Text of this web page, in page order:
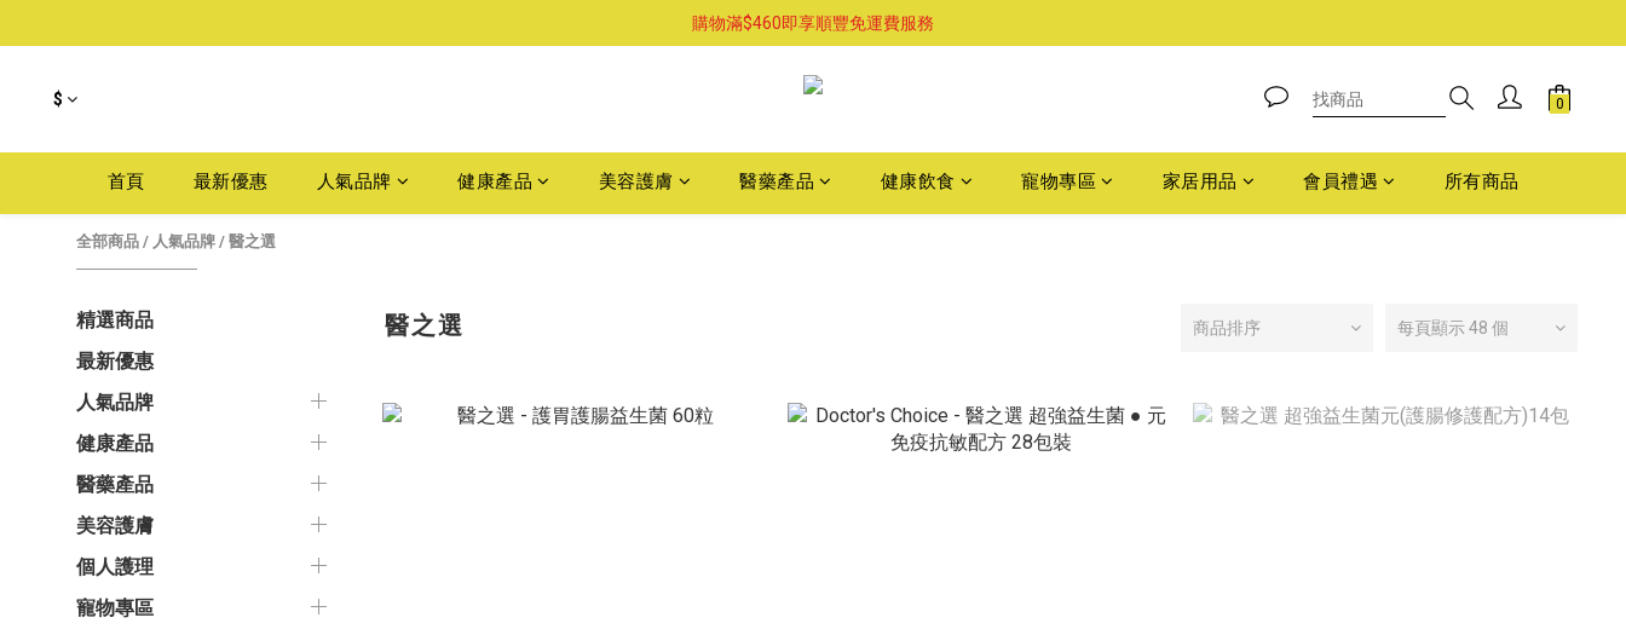
購物滿$460即享順豐免運費服務
購物滿$460即享順豐免運費服務
$
首頁 最新優惠 人氣品牌 健康產品 美容護膚 醫藥產品 健康飲食 寵物專區 家居用品 會員禮遇 所有商品
全部商品 / 人氣品牌 / 醫之選
精選商品
最新優惠
人氣品牌
健康產品
醫藥產品
美容護膚
個人護理
寵物專區
醫之選 商品排序 每頁顯示 48 個